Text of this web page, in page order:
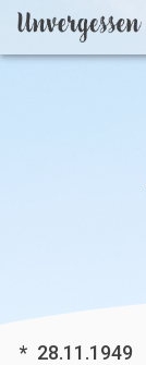
* 28.11.1949